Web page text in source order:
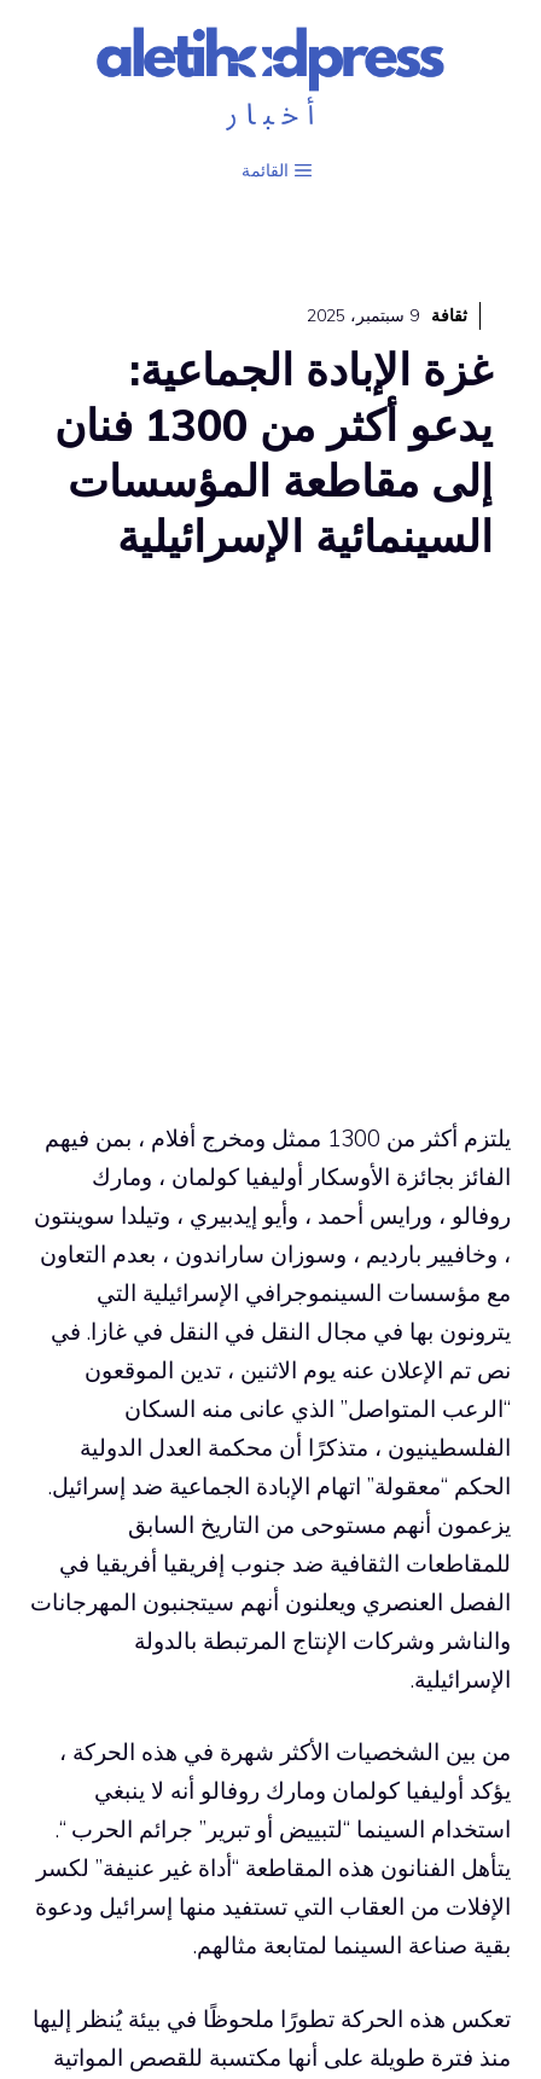
القائمة
ثقافة 9 سبتمبر، 2025
غزة الإبادة الجماعية:
يدعو أكثر من 1300 فنان
إلى مقاطعة المؤسسات
السينمائية الإسرائيلية
يلتزم أكثر من 1300 ممثل ومخرج أفلام ، بمن فيهم
الفائز بجائزة الأوسكار أوليفيا كولمان ، ومارك
روفالو ، ورايس أحمد ، وأيو إيدبيري ، وتيلدا سوينتون
، وخافيير بارديم ، وسوزان ساراندون ، بعدم التعاون
مع مؤسسات السينموجرافي الإسرائيلية التي
يترونون بها في مجال النقل في النقل في غازا. في
نص تم الإعلان عنه يوم الاثنين ، تدين الموقعون
“الرعب المتواصل” الذي عانى منه السكان
الفلسطينيون ، متذكرًا أن محكمة العدل الدولية
الحكم “معقولة” اتهام الإبادة الجماعية ضد إسرائيل.
يزعمون أنهم مستوحى من التاريخ السابق
للمقاطعات الثقافية ضد جنوب إفريقيا أفريقيا في
الفصل العنصري ويعلنون أنهم سيتجنبون المهرجانات
والناشر وشركات الإنتاج المرتبطة بالدولة
الإسرائيلية.
من بين الشخصيات الأكثر شهرة في هذه الحركة ،
يؤكد أوليفيا كولمان ومارك روفالو أنه لا ينبغي
استخدام السينما “لتبييض أو تبرير” جرائم الحرب “.
يتأهل الفنانون هذه المقاطعة “أداة غير عنيفة” لكسر
الإفلات من العقاب التي تستفيد منها إسرائيل ودعوة
بقية صناعة السينما لمتابعة مثالهم.
تعكس هذه الحركة تطورًا ملحوظًا في بيئة يُنظر إليها
منذ فترة طويلة على أنها مكتسبة للقصص المواتية